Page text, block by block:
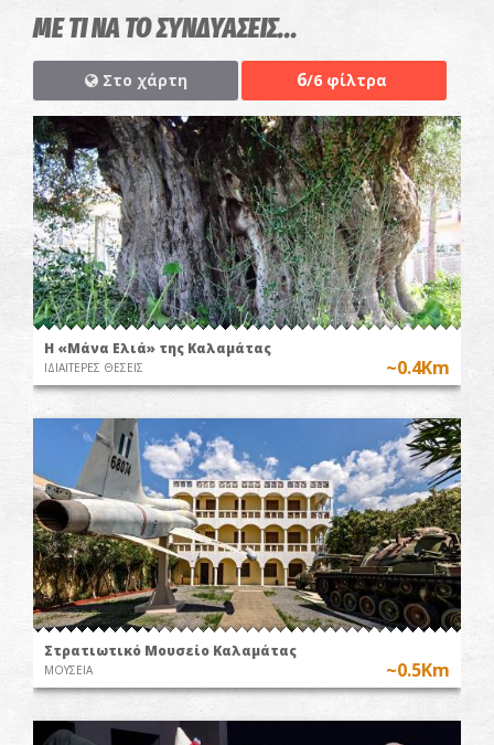
ΜΕ ΤΙ ΝΑ ΤΟ ΣΥΝΔΥΑΣΕΙΣ...
Στο χάρτη 6/6 φίλτρα
Η «Μάνα Ελιά» της Καλαμάτας
ΙΔΙΑΙΤΕΡΕΣ ΘΕΣΕΙΣ ~0.4Km
Στρατιωτικό Μουσείο Καλαμάτας
ΜΟΥΣΕΙΑ ~0.5Km